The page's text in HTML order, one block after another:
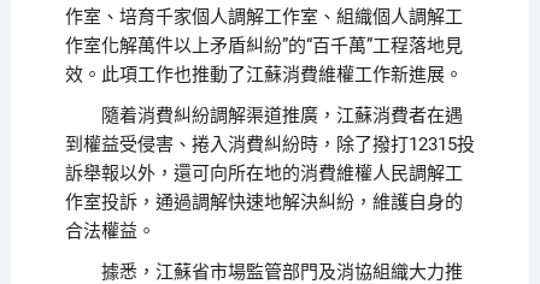
作室、培育千家個人調解工作室、組織個人調解工
作室化解萬件以上矛盾糾紛”的“百千萬”工程落地見
效。此項工作也推動了江蘇消費維權工作新進展。
隨着消費糾紛調解渠道推廣，江蘇消費者在遇
到權益受侵害、捲入消費糾紛時，除了撥打12315投
訴舉報以外，還可向所在地的消費維權人民調解工
作室投訴，通過調解快速地解決糾紛，維護自身的
合法權益。
據悉，江蘇省市場監管部門及消協組織大力推